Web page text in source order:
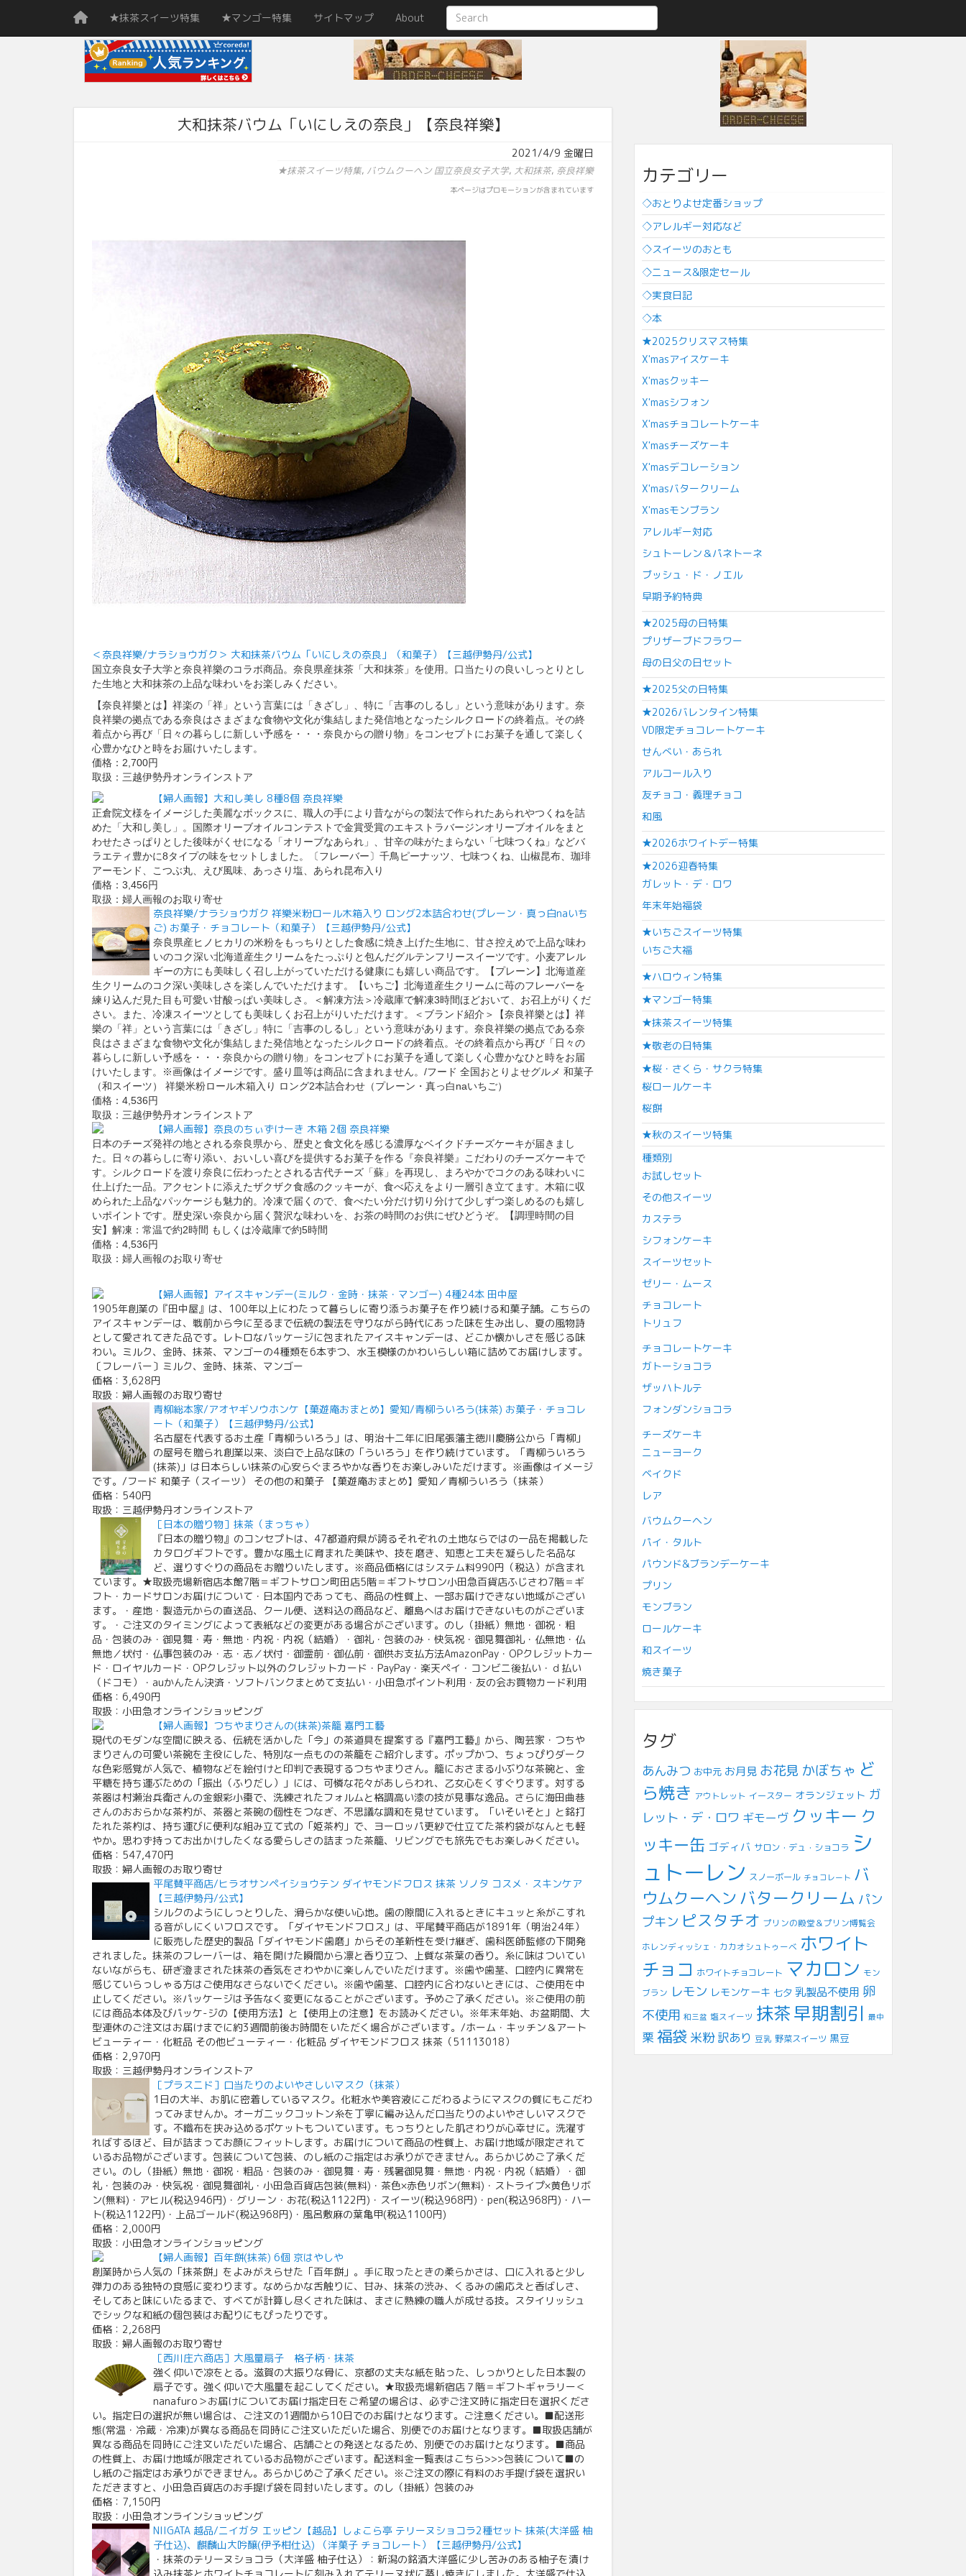
★抹茶スイーツ特集 ★マンゴー特集 サイトマップ About
大和抹茶バウム「いにしえの奈良」【奈良祥樂】
2021/4/9 金曜日
★抹茶スイーツ特集, バウムクーヘン 国立奈良女子大学, 大和抹茶, 奈良祥樂
本ページはプロモーションが含まれています
＜奈良祥樂/ナラショウガク＞ 大和抹茶バウム「いにしえの奈良」（和菓子）【三越伊勢丹/公式】
国立奈良女子大学と奈良祥樂のコラボ商品。奈良県産抹茶「大和抹茶」を使用。口当たりの良いしっとりとし
た生地と大和抹茶の上品な味わいをお楽しみください。
【奈良祥樂とは】祥楽の「祥」という言葉には「きざし」、特に「吉事のしるし」という意味があります。奈
良祥樂の拠点である奈良はさまざまな食物や文化が集結しまた発信地となったシルクロードの終着点。その終
着点から再び「日々の暮らしに新しい予感を・・・奈良からの贈り物」をコンセプトにお菓子を通して楽しく
心豊かなひと時をお届けいたします。
価格：2,700円
取扱：三越伊勢丹オンラインストア
【婦人画報】大和し美し 8種8個 奈良祥樂
正倉院文様をイメージした美麗なボックスに、職人の手により昔ながらの製法で作られたあられやつくねを詰
めた「大和し美し」。国際オリーブオイルコンテストで金賞受賞のエキストラバージンオリーブオイルをまと
わせたさっぱりとした後味がくせになる「オリーブなあられ」、甘辛の味がたまらない「七味つくね」などバ
ラエティ豊かに8タイプの味をセットしました。〔フレーバー〕千鳥ピーナッツ、七味つくね、山椒昆布、珈琲
アーモンド、こつぶ丸、えび風味、あっさり塩、あられ昆布入り
価格：3,456円
取扱：婦人画報のお取り寄せ
奈良祥樂/ナラショウガク 祥樂米粉ロール木箱入り ロング2本詰合わせ(プレーン・真っ白naいち
ご) お菓子・チョコレート（和菓子）【三越伊勢丹/公式】
奈良県産ヒノヒカリの米粉をもっちりとした食感に焼き上げた生地に、甘さ控えめで上品な味わ
いのコク深い北海道産生クリームをたっぷりと包んだグルテンフリースイーツです。小麦アレル
ギーの方にも美味しく召し上がっていただける健康にも嬉しい商品です。【プレーン】北海道産
生クリームのコク深い美味しさを楽しんでいただけます。【いちご】北海道産生クリームに苺のフレーバーを
練り込んだ見た目も可愛い甘酸っぱい美味しさ。＜解凍方法＞冷蔵庫で解凍3時間ほどおいて、お召上がりくだ
さい。また、冷凍スイーツとしても美味しくお召上がりいただけます。＜ブランド紹介＞【奈良祥樂とは】祥
樂の「祥」という言葉には「きざし」特に「吉事のしるし」という意味があります。奈良祥樂の拠点である奈
良はさまざまな食物や文化が集結しまた発信地となったシルクロードの終着点。その終着点から再び「日々の
暮らしに新しい予感を・・・奈良からの贈り物」をコンセプトにお菓子を通して楽しく心豊かなひと時をお届
けいたします。※画像はイメージです。盛り皿等は商品に含まれません。/フード 全国おとりよせグルメ 和菓子
（和スイーツ） 祥樂米粉ロール木箱入り ロング2本詰合わせ（プレーン・真っ白naいちご）
価格：4,536円
取扱：三越伊勢丹オンラインストア
【婦人画報】奈良のちぃずけーき 木箱 2個 奈良祥樂
日本のチーズ発祥の地とされる奈良県から、歴史と食文化を感じる濃厚なベイクドチーズケーキが届きまし
た。日々の暮らしに寄り添い、おいしい喜びを提供するお菓子を作る『奈良祥樂』こだわりのチーズケーキで
す。シルクロードを渡り奈良に伝わったとされる古代チーズ「蘇」を再現し、まろやかでコクのある味わいに
仕上げた一品。アクセントに添えたザクザク食感のクッキーが、食べ応えをより一層引き立てます。木箱に収
められた上品なパッケージも魅力的。冷凍で届くので、食べたい分だけ切り分けて少しずつ楽しめるのも嬉し
いポイントです。歴史深い奈良から届く贅沢な味わいを、お茶の時間のお供にぜひどうぞ。【調理時間の目
安】解凍：常温で約2時間 もしくは冷蔵庫で約5時間
価格：4,536円
取扱：婦人画報のお取り寄せ
【婦人画報】アイスキャンデー(ミルク・金時・抹茶・マンゴー) 4種24本 田中屋
1905年創業の『田中屋』は、100年以上にわたって暮らしに寄り添うお菓子を作り続ける和菓子舗。こちらの
アイスキャンデーは、戦前から今に至るまで伝統の製法を守りながら時代にあった味を生み出し、夏の風物詩
として愛されてきた品です。レトロなパッケージに包まれたアイスキャンデーは、どこか懐かしさを感じる味
わい。ミルク、金時、抹茶、マンゴーの4種類を6本ずつ、水玉模様のかわいらしい箱に詰めてお届けします。
〔フレーバー〕ミルク、金時、抹茶、マンゴー
価格：3,628円
取扱：婦人画報のお取り寄せ
青柳総本家/アオヤギソウホンケ【菓遊庵おまとめ】愛知/青柳ういろう(抹茶) お菓子・チョコレ
ート（和菓子）【三越伊勢丹/公式】
名古屋を代表するお土産「青柳ういろう」は、明治十二年に旧尾張藩主徳川慶勝公から「青柳」
の屋号を贈られ創業以来、淡白で上品な味の「ういろう」を作り続けています。「青柳ういろう
(抹茶)」は日本らしい抹茶の心安らぐまろやかな香りをお楽しみいただけます。※画像はイメージ
です。/フード 和菓子（スイーツ） その他の和菓子 【菓遊庵おまとめ】愛知／青柳ういろう（抹茶）
価格：540円
取扱：三越伊勢丹オンラインストア
［日本の贈り物］抹茶（まっちゃ）
『日本の贈り物』のコンセプトは、47都道府県が誇るそれぞれの土地ならではの一品を掲載した
カタログギフトです。豊かな風土に育まれた美味や、技を磨き、知恵と工夫を凝らした名品な
ど、選りすぐりの商品をお贈りいたします。※商品価格にはシステム料990円（税込）が含まれ
ています。★取扱売場新宿店本館7階＝ギフトサロン町田店5階＝ギフトサロン小田急百貨店ふじさわ7階＝ギ
フト・カードサロンお届けについて・日本国内であっても、商品の性質上、一部お届けできない地域がござい
ます。・産地・製造元からの直送品、クール便、送料込の商品など、離島へはお届けできないものがございま
す。・ご注文のタイミングによって表紙などの変更がある場合がございます。のし（掛紙）無地・御祝・粗
品・包装のみ・御見舞・寿・無地・内祝・内祝（結婚）・御礼・包装のみ・快気祝・御見舞御礼・仏無地・仏
無地／状付・仏事包装のみ・志・志／状付・御霊前・御仏前・御供お支払方法AmazonPay・OPクレジットカー
ド・ロイヤルカード・OPクレジット以外のクレジットカード・PayPay・楽天ペイ・コンビニ後払い・ｄ払い
（ドコモ）・auかんたん決済・ソフトバンクまとめて支払い・小田急ポイント利用・友の会お買物カード利用
価格：6,490円
取扱：小田急オンラインショッピング
【婦人画報】つちやまりさんの(抹茶)茶籠 嘉門工藝
現代のモダンな空間に映える、伝統を活かした「今」の茶道具を提案する『嘉門工藝』から、陶芸家・つちや
まりさんの可愛い茶碗を主役にした、特別な一点ものの茶籠をご紹介します。ポップかつ、ちょっぴりダーク
な色彩感覚が人気で、植物などを絵付けと印判で表現するつちやまりさん。籠におさまる小ぶりな茶碗と、金
平糖を持ち運ぶための「振出（ふりだし）」には、可憐な花々があしらわれ、乙女心をくすぐります。対する
茶器は村瀬治兵衛さんの金銀彩小棗で、洗練されたフォルムと格調高い漆の技が見事な逸品。さらに海田曲巷
さんのおおらかな茶杓が、茶器と茶碗の個性をつなぎ、不思議な調和を見せています。「いそいそと」と銘打
たれた茶杓は、持ち運びに便利な組み立て式の「姫茶杓」で、ヨーロッパ更紗で仕立てた茶杓袋がなんとも軽
やか。思わず持ってお出かけしたくなる愛らしさの詰まった茶籠、リビングでも旅先でもお楽しみください。
価格：547,470円
取扱：婦人画報のお取り寄せ
平尾賛平商店/ヒラオサンペイショウテン ダイヤモンドフロス 抹茶 ソノタ コスメ・スキンケア
【三越伊勢丹/公式】
シルクのようにしっとりした、滑らかな使い心地。歯の隙間に入れるときにキュッと糸がこすれ
る音がしにくいフロスです。「ダイヤモンドフロス」は、平尾賛平商店が1891年（明治24年）
に販売した歴史的製品「ダイヤモンド歯磨」からその革新性を受け継ぎ、歯科医師監修の下開発
されました。抹茶のフレーバーは、箱を開けた瞬間から凛と香り立つ、上質な茶葉の香り。糸に味はついてい
ないながらも、研ぎ澄まされた抹茶の香気をさわやかに楽しんでいただけます。※歯や歯茎、口腔内に異常を
感じていらっしゃる方はご使用なさらないでください。※歯や歯茎、口腔内に合わないときには、ご使用を中
止してください。※パッケージは予告なく変更になることがございます。予めご了承ください。※ご使用の前
には商品本体及びパッケ-ジの【使用方法】と【使用上の注意】をお読みください。※年末年始、お盆期間、大
型連休のご注文はお届けまでに約3週間前後お時間をいただく場合がございます。/ホーム・キッチン＆アート
ビューティー・化粧品 その他ビューティー・化粧品 ダイヤモンドフロス 抹茶（51113018）
価格：2,970円
取扱：三越伊勢丹オンラインストア
［プラスニド］口当たりのよいやさしいマスク（抹茶）
1日の大半、お肌に密着しているマスク。化粧水や美容液にこだわるようにマスクの質にもこだわ
ってみませんか。オーガニックコットン糸を丁寧に編み込んだ口当たりのよいやさしいマスクで
す。不織布を挟み込めるポケットもついています。もっちりとした肌さわりが心幸せに。洗濯す
ればするほど、目が詰まってお顔にフィットします。お届けについて商品の性質上、お届け地域が限定されて
いるお品物がございます。包装について包装、のし紙のご指定はお承りができません。あらかじめご了承くだ
さい。のし（掛紙）無地・御祝・粗品・包装のみ・御見舞・寿・残暑御見舞・無地・内祝・内祝（結婚）・御
礼・包装のみ・快気祝・御見舞御礼・小田急百貨店包装(無料)・茶色×赤色リボン(無料)・ストライプ×黄色リボ
ン(無料)・アヒル(税込946円)・グリーン・お花(税込1122円)・スイーツ(税込968円)・pen(税込968円)・ハー
ト(税込1122円)・上品ゴールド(税込968円)・風呂敷麻の葉亀甲(税込1100円)
価格：2,000円
取扱：小田急オンラインショッピング
【婦人画報】百年餅(抹茶) 6個 京はやしや
創業時から人気の「抹茶餅」をよみがえらせた「百年餅」。手に取ったときの柔らかさは、口に入れると少し
弾力のある独特の食感に変わります。なめらかな舌触りに、甘み、抹茶の渋み、くるみの歯応えと香ばしさ、
そしてあと味にいたるまで、すべてが計算し尽くされた味は、まさに熟練の職人が成せる技。スタイリッシュ
でシックな和紙の個包装はお配りにもぴったりです。
価格：2,268円
取扱：婦人画報のお取り寄せ
［西川庄六商店］大風量扇子 格子柄・抹茶
強く仰いで凉をとる。滋賀の大振りな骨に、京都の丈夫な紙を貼った、しっかりとした日本製の
扇子です。強く仰いで大風量を起こしてください。★取扱売場新宿店７階＝ギフトギャラリー＜
nanafuro＞お届けについてお届け指定日をご希望の場合は、必ずご注文時に指定日を選択くださ
い。指定日の選択が無い場合は、ご注文の1週間から10日でのお届けとなります。ご注意ください。■配送形
態(常温・冷蔵・冷凍)が異なる商品を同時にご注文いただいた場合、別便でのお届けとなります。■取扱店舗が
異なる商品を同時にご注文いただいた場合、店舗ごとの発送となるため、別便でのお届けとなります。■商品
の性質上、お届け地域が限定されているお品物がございます。配送料金一覧表はこちら>>>包装について■の
し紙のご指定はお承りができません。あらかじめご了承ください。※ご注文の際に有料のお手提げ袋を選択い
ただきますと、小田急百貨店のお手提げ袋を同封いたします。のし（掛紙）包装のみ
価格：7,150円
取扱：小田急オンラインショッピング
NIIGATA 越品/ニイガタ エッピン【越品】しょこら亭 テリーヌショコラ2種セット 抹茶(大洋盛 柚
子仕込)、麒麟山大吟醸(伊予柑仕込) （洋菓子 チョコレート）【三越伊勢丹/公式】
・抹茶のテリーヌショコラ（大洋盛 柚子仕込）：新潟の銘酒大洋盛に少し苦みのある柚子を漬け
カテゴリー
◇おとりよせ定番ショップ
◇アレルギー対応など
◇スイーツのおとも
◇ニュース&限定セール
◇実食日記
◇本
★2025クリスマス特集
X'masアイスケーキ
X'masクッキー
X'masシフォン
X'masチョコレートケーキ
X'masチーズケーキ
X'masデコレーション
X'masバタークリーム
X'masモンブラン
アレルギー対応
シュトーレン＆パネトーネ
ブッシュ・ド・ノエル
早期予約特典
★2025母の日特集
プリザーブドフラワー
母の日父の日セット
★2025父の日特集
★2026バレンタイン特集
VD限定チョコレートケーキ
せんべい・あられ
アルコール入り
友チョコ・義理チョコ
和風
★2026ホワイトデー特集
★2026迎春特集
ガレット・デ・ロワ
年末年始福袋
★いちごスイーツ特集
いちご大福
★ハロウィン特集
★マンゴー特集
★抹茶スイーツ特集
★敬老の日特集
★桜・さくら・サクラ特集
桜ロールケーキ
桜餅
★秋のスイーツ特集
種類別
お試しセット
その他スイーツ
カステラ
シフォンケーキ
スイーツセット
ゼリー・ムース
チョコレート
トリュフ
チョコレートケーキ
ガトーショコラ
ザッハトルテ
フォンダンショコラ
チーズケーキ
ニューヨーク
ベイクド
レア
バウムクーヘン
パイ・タルト
パウンド&ブランデーケーキ
プリン
モンブラン
ロールケーキ
和スイーツ
焼き菓子
タグ
あんみつ お中元 お月見 お花見 かぼちゃ ど
ら焼き アウトレット イースター オランジェット ガ
レット・デ・ロワ ギモーヴ クッキー ク
ッキー缶 ゴディバ サロン・デュ・ショコラ シ
ュトーレン スノーボール チョコレート バ
ウムクーヘンバタークリーム パン
プキン ピスタチオ プリンの殿堂＆プリン博覧会
ホレンディッシェ・カカオシュトゥーベ ホワイト
チョコ ホワイトチョコレート マカロン モン
ブラン レモン レモンケーキ 七夕 乳製品不使用 卵
不使用 和三盆 塩スイーツ 抹茶早期割引 最中
栗 福袋 米粉 訳あり 豆乳 野菜スイーツ 黒豆